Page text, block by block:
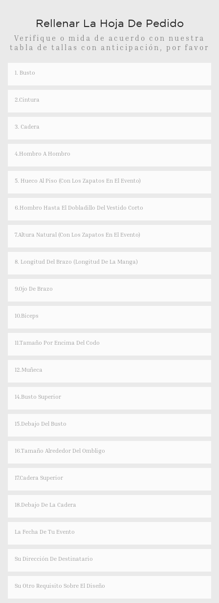
Rellenar La Hoja De Pedido
Verifique o mida de acuerdo con nuestra
tabla de tallas con anticipación, por favor
1. Busto
2.Cintura
3. Cadera
4.hombro A Hombro
5. Hueco Al Piso (con Los Zapatos En El Evento)
6.Hombro Hasta El Dobladillo Del Vestido Corto
7.Altura Natural (con Los Zapatos En El Evento)
8. Longitud Del Brazo (longitud De La Manga)
9.Ojo De Brazo
10.bíceps
11.Tamaño Por Encima Del Codo
12.Muñeca
14.Busto Superior
15.Debajo Del Busto
16.Tamaño Alrededor Del Ombligo
17.Cadera Superior
18.Debajo De La Cadera
La Fecha De Tu Evento
Su Dirección De Destinatario
Su Otro Requisito Sobre El Diseño